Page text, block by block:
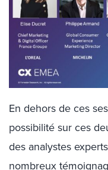
En dehors de ces
possibilité sur ces
des analystes
nombreux